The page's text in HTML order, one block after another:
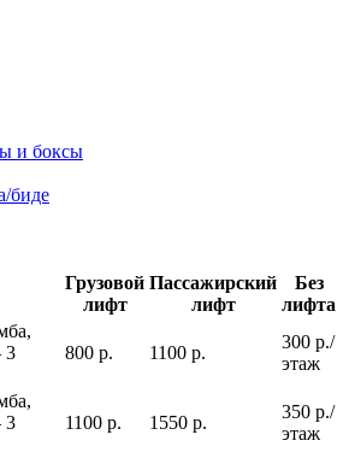
и боксы
биде
Грузовой
лифт
Пассажирский
лифт
Без
лифта
3
800 р. 1100 р.
300 р./
этаж
3
1100 р. 1550 р.
350 р./
этаж